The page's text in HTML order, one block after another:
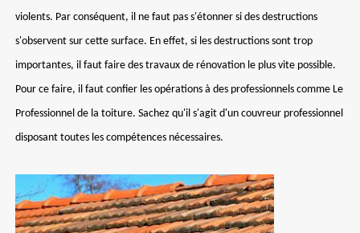
violents. Par conséquent, il ne faut pas s'étonner si des destructions
s'observent sur cette surface. En effet, si les destructions sont trop
importantes, il faut faire des travaux de rénovation le plus vite possible.
Pour ce faire, il faut confier les opérations à des professionnels comme Le
Professionnel de la toiture. Sachez qu'il s'agit d'un couvreur professionnel
disposant toutes les compétences nécessaires.